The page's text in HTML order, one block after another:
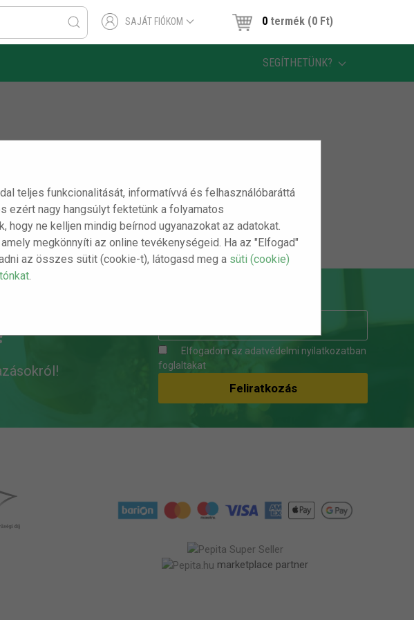
teljes funkcionalitását, informatívvá és felhasználóbaráttá
ezért nagy hangsúlyt fektetünk a folyamatos
ne kelljen mindig beírnod ugyanazokat az adatokat.
megkönnyíti az online tevékenységeid. Ha az "Elfogad"
az összes sütit (cookie-t), látogasd meg a süti (cookie)
SAJÁT FIÓKOM 0termék (0 Ft)
SEGÍTHETÜNK?
Elfogadom az adatvédelmi nyilatkozatban
foglaltakat
marketplace partner